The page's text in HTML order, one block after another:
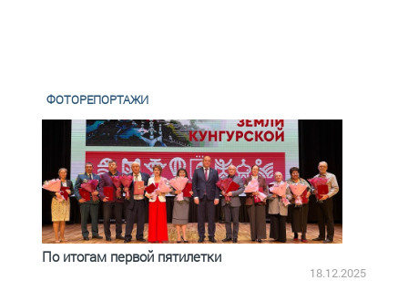
ФОТОРЕПОРТАЖИ
По итогам первой пятилетки
18.12.2025